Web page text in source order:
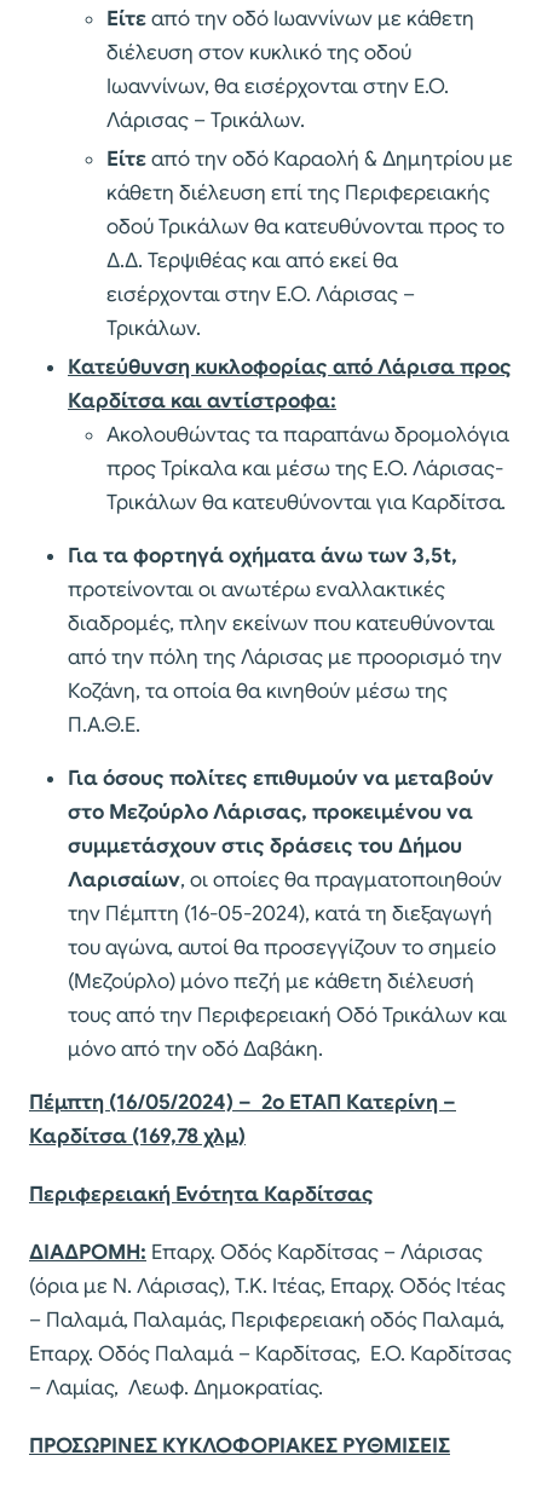
Είτεαπό την οδό Ιωαννίνων με κάθετη
διέλευση στον κυκλικό της οδού
Ιωαννίνων, θα εισέρχονται στην Ε.Ο.
Λάρισας – Τρικάλων.
Είτεαπό την οδό Καραολή & Δημητρίου με
κάθετη διέλευση επί της Περιφερειακής
οδού Τρικάλων θα κατευθύνονται προς το
Δ.Δ. Τερψιθέας και από εκεί θα
εισέρχονται στην Ε.Ο. Λάρισας –
Τρικάλων.
Κατεύθυνση κυκλοφορίας από Λάρισα προς
Καρδίτσα και αντίστροφα:
Ακολουθώντας τα παραπάνω δρομολόγια
προς Τρίκαλα και μέσω της Ε.Ο. Λάρισας-
Τρικάλων θα κατευθύνονται για Καρδίτσα.
Για τα φορτηγά οχήματα άνω των 3,5t,
προτείνονται οι ανωτέρω εναλλακτικές
διαδρομές, πλην εκείνων που κατευθύνονται
από την πόλη της Λάρισας με προορισμό την
Κοζάνη, τα οποία θα κινηθούν μέσω της
Π.Α.Θ.Ε.
Για όσους πολίτες επιθυμούν να μεταβούν
στο Μεζούρλο Λάρισας, προκειμένου να
συμμετάσχουν στις δράσεις του Δήμου
Λαρισαίων, οι οποίες θα πραγματοποιηθούν
την Πέμπτη (16-05-2024), κατά τη διεξαγωγή
του αγώνα, αυτοί θα προσεγγίζουν το σημείο
(Μεζούρλο) μόνο πεζή με κάθετη διέλευσή
τους από την Περιφερειακή Οδό Τρικάλων και
μόνο από την οδό Δαβάκη.
Πέμπτη (16/05/2024) – 2ο ΕΤΑΠ Κατερίνη –
Καρδίτσα (169,78 χλμ)
Περιφερειακή Ενότητα Καρδίτσας
ΔΙΑΔΡΟΜΗ: Επαρχ. Οδός Καρδίτσας – Λάρισας
(όρια με Ν. Λάρισας), T.K. Ιτέας, Επαρχ. Οδός Ιτέας
– Παλαμά, Παλαμάς, Περιφερειακή οδός Παλαμά,
Επαρχ. Οδός Παλαμά – Καρδίτσας, Ε.Ο. Καρδίτσας
– Λαμίας, Λεωφ. Δημοκρατίας.
ΠΡΟΣΩΡΙΝΕΣ ΚΥΚΛΟΦΟΡΙΑΚΕΣ ΡΥΘΜΙΣΕΙΣ